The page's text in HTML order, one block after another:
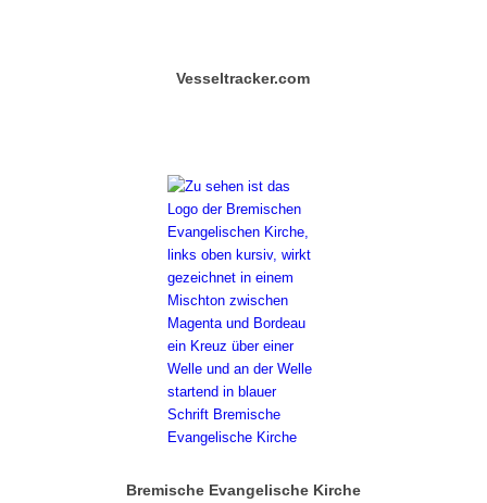
Vesseltracker.com
Bremische Evangelische Kirche